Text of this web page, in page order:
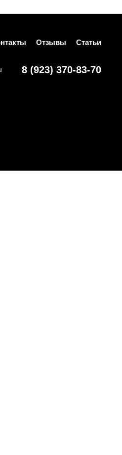
Отзывы Статьи
8 (923) 370-83-70